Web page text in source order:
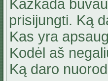
Kažkada
prisijungti. Ką
Kas yra
Kodėl aš
Ką daro